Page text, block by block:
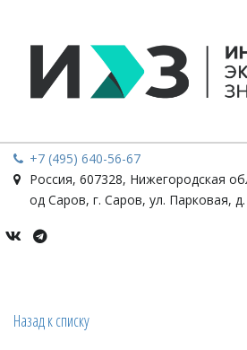
+7 (495) 640-56-67
Россия, 607328, Нижегородская
од Саров, г. Саров, ул. Парковая,
Назад к списку